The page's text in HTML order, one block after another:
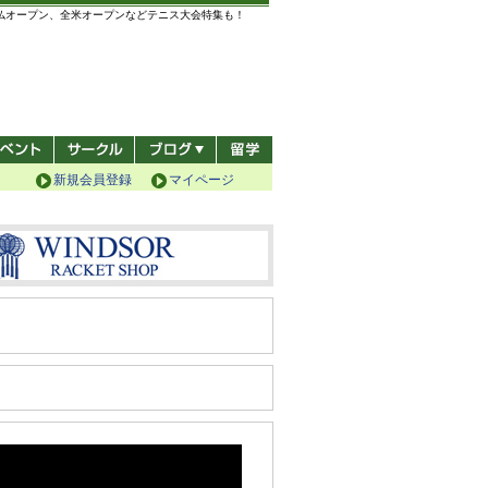
ープン、全米オープンなどテニス大会特集も！
マイページ
新規会員登録